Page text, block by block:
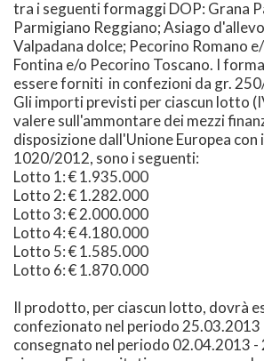
tra i seguenti formaggi DOP: Grana
Parmigiano Reggiano; Asiago
Valpadana dolce; Pecorino Romano
Fontina e/o Pecorino Toscano. I
essere forniti in confezioni da gr.
Gli importi previsti per ciascun lotto
valere sull'ammontare dei mezzi
disposizione dall'Unione Europea con
1020/2012, sono i seguenti:
Lotto 1: € 1.935.000
Lotto 2: € 1.282.000
Lotto 3: € 2.000.000
Lotto 4: € 4.180.000
Lotto 5: € 1.585.000
Lotto 6: € 1.870.000
Il prodotto, per ciascun lotto, dovrà
confezionato nel periodo 25.03.2013
consegnato nel periodo 02.04.2013 -